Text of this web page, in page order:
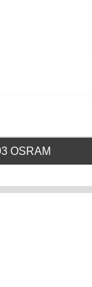
OSRAM